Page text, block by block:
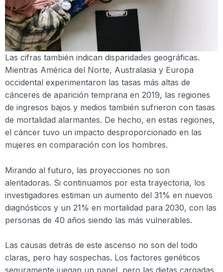
Las cifras también indican disparidades geográficas.
Mientras América del Norte, Australasia y Europa
occidental experimentaron las tasas más altas de
cánceres de aparición temprana en 2019, las regiones
de ingresos bajos y medios también sufrieron con tasas
de mortalidad alarmantes. De hecho, en estas regiones,
el cáncer tuvo un impacto desproporcionado en las
mujeres en comparación con los hombres.
Mirando al futuro, las proyecciones no son
alentadoras. Si continuamos por esta trayectoria, los
investigadores estiman un aumento del 31% en nuevos
diagnósticos y un 21% en mortalidad para 2030, con las
personas de 40 años siendo las más vulnerables.
Las causas detrás de este ascenso no son del todo
claras, pero hay sospechas. Los factores genéticos